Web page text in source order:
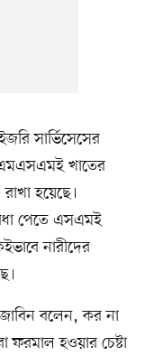
সার্ভিসেসের
এমএসএমই খাতের
হয়েছে।
পেতে এসএমই
নারীদের
বলেন, কর না
ফরমাল হওয়ার চেষ্টা